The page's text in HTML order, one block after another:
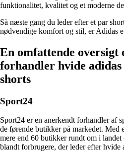
funktionalitet, kvalitet og et moderne
Så næste gang du leder efter et par
nødvendige komfort og stil, er Adidas
En omfattende
forhandler hvide adidas
shorts
Sport24
Sport24 er en anerkendt forhandler af
de førende butikker på markedet. Med
mere end 60 butikker rundt om i
blandt forbrugere, der leder efter hvide